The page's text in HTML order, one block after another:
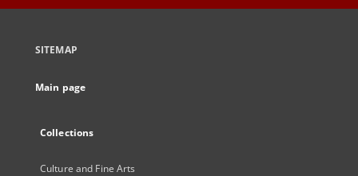
SITEMAP
Main page
Collections
Culture and Fine Arts